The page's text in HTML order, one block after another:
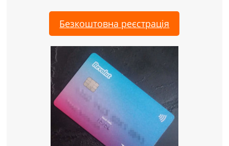
Безкоштовна реєстрація